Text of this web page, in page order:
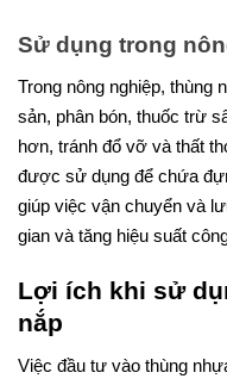
Sử dụng trong
Trong nông nghiệp, thùng
sản, phân bón, thuốc trừ
hơn, tránh đổ vỡ và thất
được sử dụng để chứa
giúp việc vận chuyển và
gian và tăng hiệu suất
Lợi ích khi sử
nắp
Việc đầu tư vào thùng